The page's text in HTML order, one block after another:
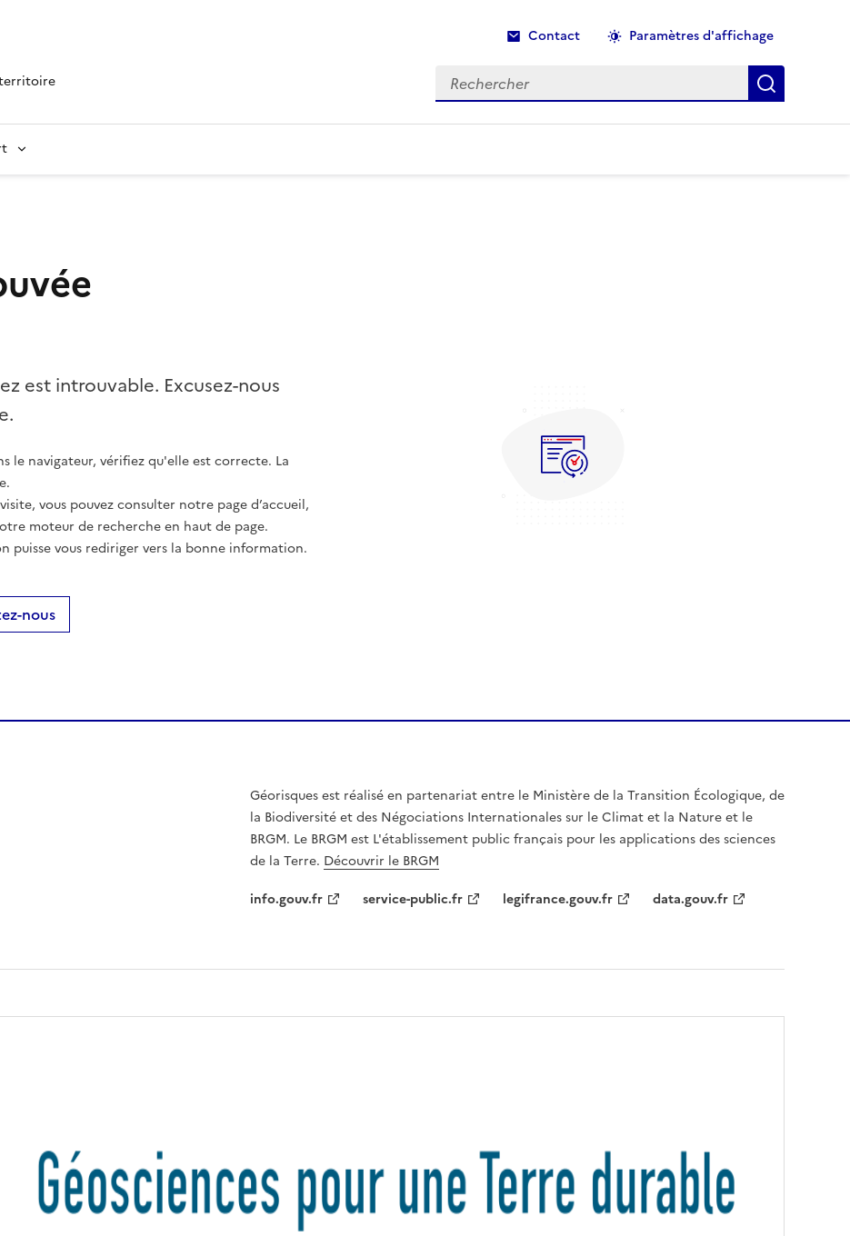
Contact Paramètres d'affichage
Rechercher Recherche
est introuvable. Excusez-nous
le navigateur, vérifiez qu'elle est correcte. La
vous pouvez consulter notre page d’accueil,
moteur de recherche en haut de page.
puisse vous rediriger vers la bonne information.
nous
Géorisques est réalisé en partenariat entre le Ministère de la Transition Écologique, de
la Biodiversité et des Négociations Internationales sur le Climat et la Nature et le
BRGM. Le BRGM est L'établissement public français pour les applications des sciences
de la Terre. Découvrir le BRGM
info.gouv.fr
service-public.fr legifrance.gouv.fr data.gouv.fr